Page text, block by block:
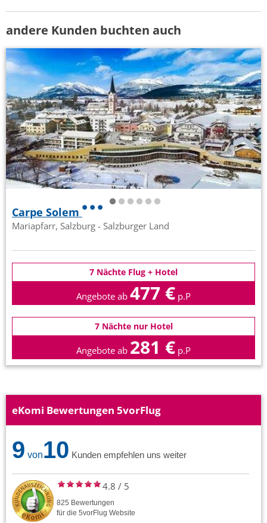
andere Kunden buchten auch
Carpe Solem
Mariapfarr, Salzburg - Salzburger Land
7 Nächte Flug + Hotel
Angebote ab 477 € p.P
7 Nächte nur Hotel
Angebote ab 281 € p.P
eKomi Bewertungen 5vorFlug
9 von10 Kunden empfehlen uns weiter
4.8 / 5
825 Bewertungen
für die 5vorFlug Website